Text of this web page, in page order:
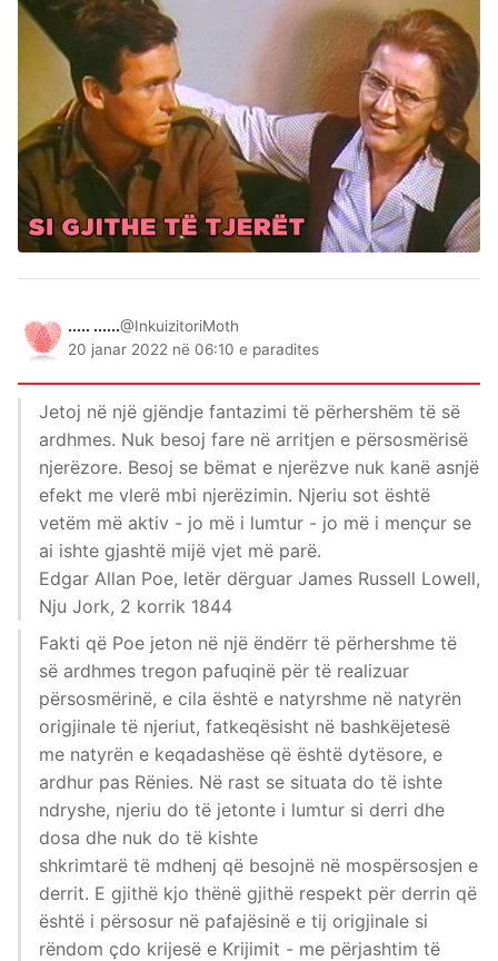
..... ......@InkuizitoriMoth
20 janar 2022 në 06:10 e paradites
Jetoj në një gjëndje fantazimi të përhershëm të së
ardhmes. Nuk besoj fare në arritjen e përsosmërisë
njerëzore. Besoj se bëmat e njerëzve nuk kanë asnjë
efekt me vlerë mbi njerëzimin. Njeriu sot është
vetëm më aktiv - jo më i lumtur - jo më i mençur se
ai ishte gjashtë mijë vjet më parë.
Edgar Allan Poe, letër dërguar James Russell Lowell,
Nju Jork, 2 korrik 1844
Fakti që Poe jeton në një ëndërr të përhershme të
së ardhmes tregon pafuqinë për të realizuar
përsosmërinë, e cila është e natyrshme në natyrën
origjinale të njeriut, fatkeqësisht në bashkëjetesë
me natyrën e keqadashëse që është dytësore, e
ardhur pas Rënies. Në rast se situata do të ishte
ndryshe, njeriu do të jetonte i lumtur si derri dhe
dosa dhe nuk do të kishte
shkrimtarë të mdhenj që besojnë në mospërsosjen e
derrit. E gjithë kjo thënë gjithë respekt për derrin që
është i përsosur në pafajësinë e tij origjinale si
rëndom çdo krijesë e Krijimit - me përjashtim të